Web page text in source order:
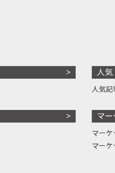
人気
人気
マー
マー
マー